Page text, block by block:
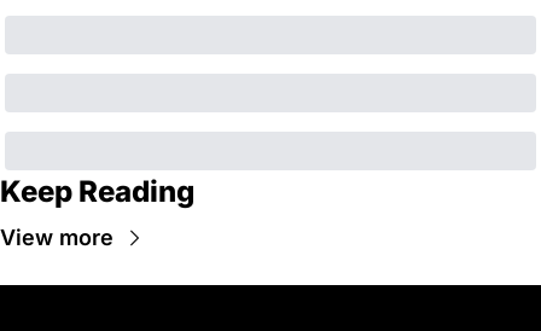
Keep Reading
View more